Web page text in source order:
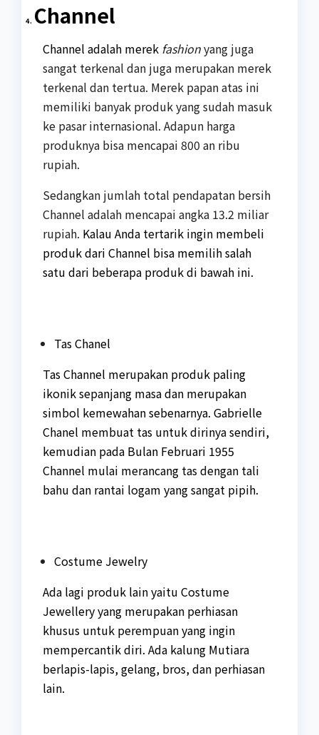
4. Channel
Channel adalah merek fashionyang juga
sangat terkenal dan juga merupakan merek
terkenal dan tertua. Merek papan atas ini
memiliki banyak produk yang sudah masuk
ke pasar internasional. Adapun harga
produknya bisa mencapai 800 an ribu
rupiah.
Sedangkan jumlah total pendapatan bersih
Channel adalah mencapai angka 13.2 miliar
rupiah. Kalau Anda tertarik ingin membeli
produk dari Channel bisa memilih salah
satu dari beberapa produk di bawah ini.
Tas Chanel
Tas Channel merupakan produk paling
ikonik sepanjang masa dan merupakan
simbol kemewahan sebenarnya. Gabrielle
Chanel membuat tas untuk dirinya sendiri,
kemudian pada Bulan Februari 1955
Channel mulai merancang tas dengan tali
bahu dan rantai logam yang sangat pipih.
Costume Jewelry
Ada lagi produk lain yaitu Costume
Jewellery yang merupakan perhiasan
khusus untuk perempuan yang ingin
mempercantik diri. Ada kalung Mutiara
berlapis-lapis, gelang, bros, dan perhiasan
lain.